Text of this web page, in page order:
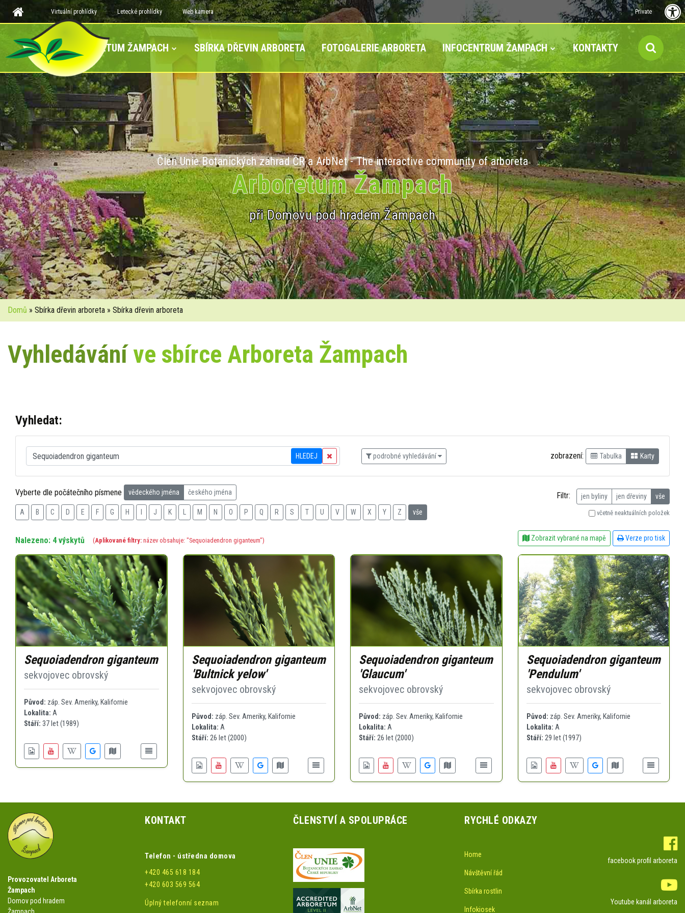
Virtuální prohlídky Letecké prohlídky Web kamera Private
ARBORETUM ŽAMPACH SBÍRKA DŘEVIN ARBORETA FOTOGALERIE ARBORETA INFOCENTRUM ŽAMPACH KONTAKTY
Člen Unie Botanických zahrad ČR a ArbNet - The interactive community of arboreta
Arboretum Žampach
při Domovu pod hradem Žampach
Domů » Sbírka dřevin arboreta » Sbírka dřevin arboreta
Vyhledáváníve sbírce Arboreta Žampach
Vyhledat:
HLEDEJ podrobné vyhledávání zobrazení: Tabulka Karty
Vyberte dle počátečního písmene vědeckého jména českého jména
A B C D E F G H J K M N O P Q R S T U V W X Y Z vše
Filtr: jen byliny jen dřeviny vše
včetně neaktuálních položek
Nalezeno: 4 výskytů (Aplikované filtry: název obsahuje: "Sequoiadendron giganteum") Zobrazit vybrané na mapě Verze pro tisk
Sequoiadendron giganteum
sekvojovec obrovský
Původ: záp. Sev. Ameriky, Kalifornie
Lokalita: A
Stáří: 37 let (1989)
Sequoiadendron giganteum
'Bultnick yelow'
sekvojovec obrovský
Původ: záp. Sev. Ameriky, Kalifornie
Lokalita: A
Stáří: 26 let (2000)
Sequoiadendron giganteum
'Glaucum'
sekvojovec obrovský
Původ: záp. Sev. Ameriky, Kalifornie
Lokalita: A
Stáří: 26 let (2000)
Sequoiadendron giganteum
'Pendulum'
sekvojovec obrovský
Původ: záp. Sev. Ameriky, Kalifornie
Lokalita: A
Stáří: 29 let (1997)
Provozovatel Arboreta
Žampach
Domov pod hradem
KONTAKT
Telefon - ústředna domova
+420 465 618 184
+420 603 569 564
Úplný telefonní seznam
ČLENSTVÍ A SPOLUPRÁCE RYCHLÉ ODKAZY
Home
Návštěvní řád
Sbírka rostlin
Infokiosek
facebook profil arboreta
Youtube kanál arboreta